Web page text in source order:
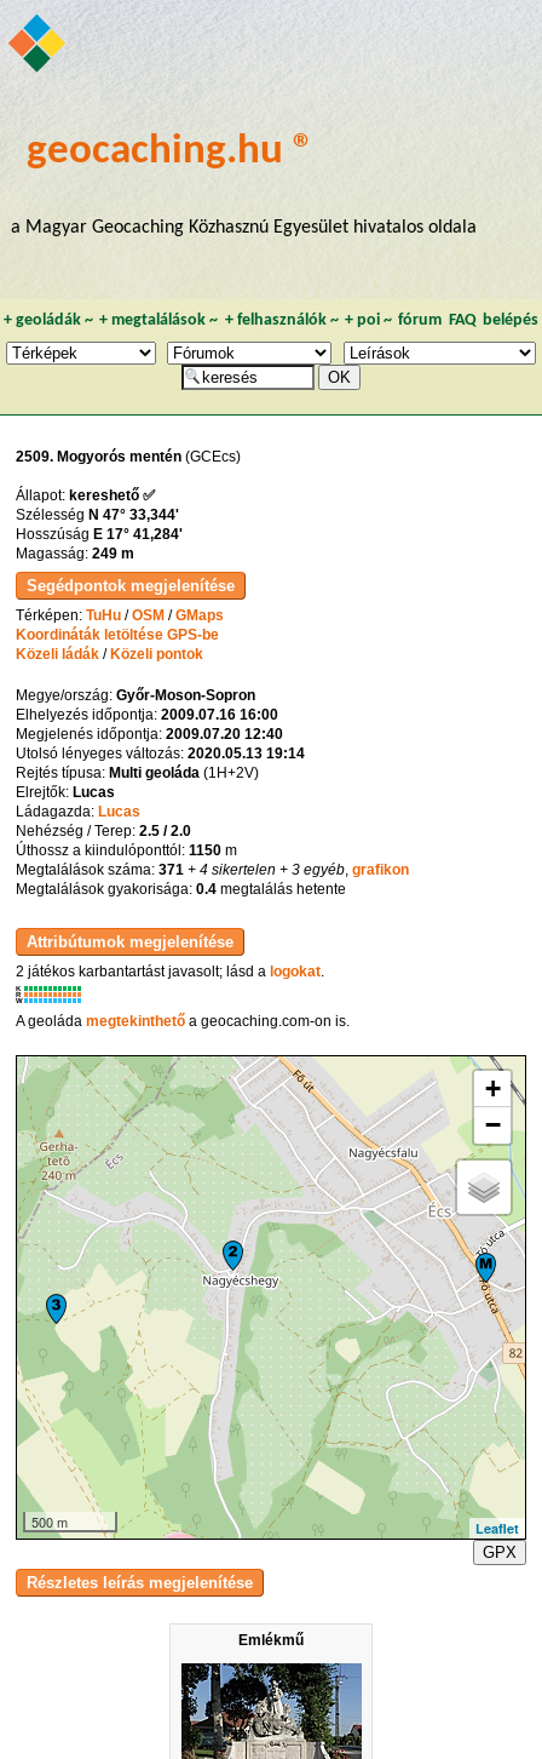
geocaching.hu ®
a Magyar Geocaching Közhasznú Egyesület hivatalos oldala
+ geoládák~ +megtalálások ~ + felhasználók~ + poi~ fórum FAQ belépés
2509. Mogyorós mentén (GCEcs)
Emlékmű
Állapot: kereshető ✅
Szélesség N 47° 33,344'
Hosszúság E 17° 41,284'
Magasság:249 m
Térképen:TuHu /OSM /GMaps
Koordináták letöltése GPS-be
Közeli ládák / Közeli pontok
Megye/ország:Győr-Moson-Sopron
Elhelyezés időpontja:2009.07.16 16:00
Megjelenés időpontja:2009.07.20 12:40
Utolsó lényeges változás:2020.05.13 19:14
Rejtés típusa: Multi geoláda (1H+2V)
Elrejtők: Lucas
Ládagazda: Lucas
Nehézség / Terep:2.5 / 2.0
Úthossz a kiindulóponttól:1150 m
Megtalálások száma:371 + 4 sikertelen + 3 egyéb,grafikon
Megtalálások gyakorisága:0.4 megtalálás hetente
2 játékos karbantartást javasolt; lásd a logokat.
K
R
W
A geoládamegtekinthető a geocaching.com-on is.
+
−
500 m
Leaflet
GPX